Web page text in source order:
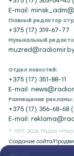
+375 (17) 363-64-
E-mail:
Главный редактор
+375 (17) 319-67-77
Музыкальный
muzred@radiomir.by
+375 (17) 351-88-11
E-mail:
Размещение рекламы:
+375 (17) 356-68-
E-mail:
© 1997–2026 Радио «Мир»
Создание сайта/